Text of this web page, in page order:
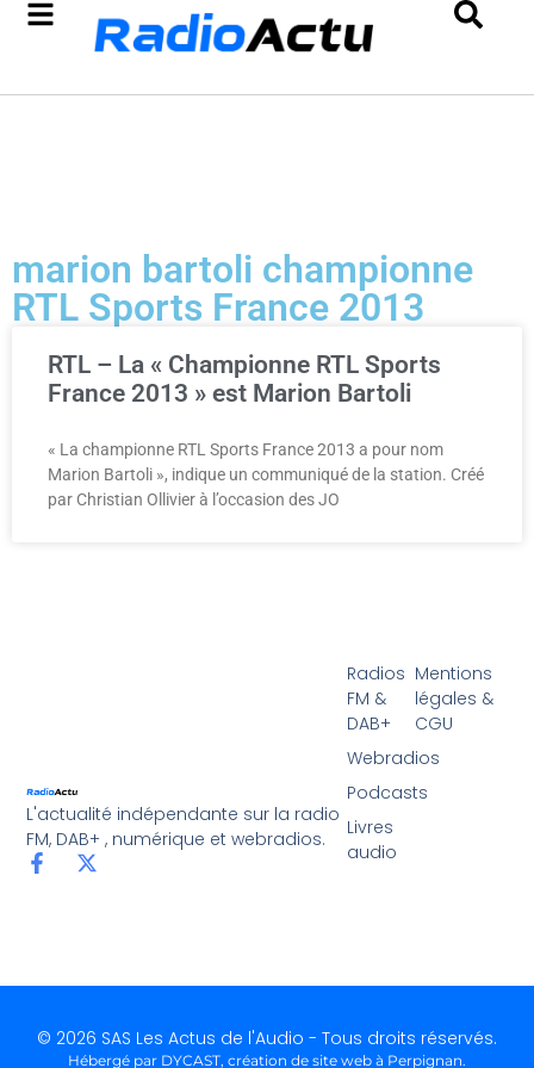
marion bartoli championne
RTL Sports France 2013
RTL – La « Championne RTL Sports
France 2013 » est Marion Bartoli
« La championne RTL Sports France 2013 a pour nom
Marion Bartoli », indique un communiqué de la station. Créé
par Christian Ollivier à l’occasion des JO
L'actualité indépendante sur la radio
FM, DAB+ , numérique et webradios.
Radios
FM &
DAB+
Webradios
Podcasts
Livres
audio
Mentions
légales &
CGU
© 2026 SAS Les Actus de l'Audio - Tous droits réservés.
Hébergé par DYCAST, création de site web à Perpignan.